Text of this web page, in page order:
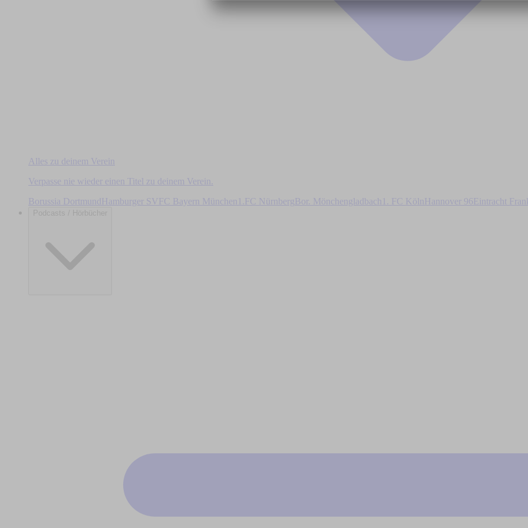
Alles zu deinem Verein
Verpasse nie wieder einen Titel zu deinem Verein.
Borussia DortmundHamburger SV FC Bayern München 1.FC Nürnberg Bor. Mönchengladbach 1. FC Köln Hannover 96Eintracht
Podcasts / Hörbücher